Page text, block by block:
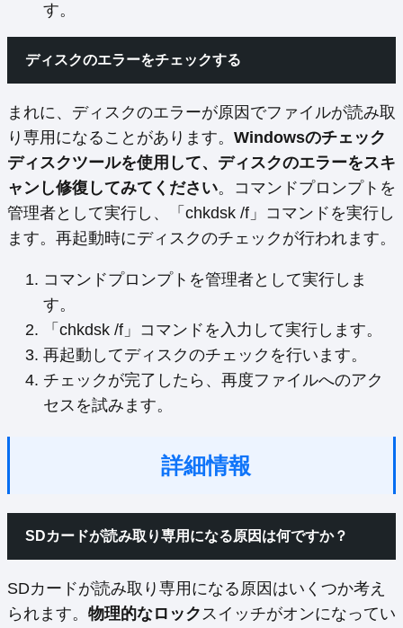
す。
ディスクのエラーをチェックする
まれに、ディスクのエラーが原因でファイルが読み取
り専用になることがあります。 Windowsのチェック
ディスクツールを使用して、ディスクのエラーをスキ
ャンし修復してみてください。コマンドプロンプトを
管理者として実行し、「chkdsk /f」コマンドを実行し
ます。再起動時にディスクのチェックが行われます。
コマンドプロンプトを管理者として実行しま
す。
「chkdsk /f」コマンドを入力して実行します。
再起動してディスクのチェックを行います。
チェックが完了したら、再度ファイルへのアク
セスを試みます。
詳細情報
SDカードが読み取り専用になる原因は何ですか？
SDカードが読み取り専用になる原因はいくつか考え
られます。 物理的なロック スイッチがオンになってい